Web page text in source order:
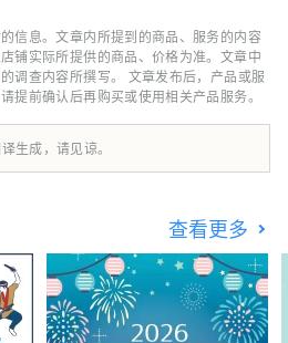
市，也被称为“百万石加贺藩”。
1546年由一向宗信徒建造的金泽
代，在大小枝氏的统治下，工
传统文化得到了发展。 金泽雷
旨在传达金泽独特的魅力， 它的
化传承和城市发展的枢纽。 金
体验充满加贺百万石藩邸辉煌的美
主题
店， 整个建筑中弥漫着爵士乐的
种该国独有的音乐文化。 它在紧
信息。文章内所提到的商品、服务的内容
铺实际所提供的商品、价格为准。文章中
调查内容所撰写。 文章发布后，产品或服
提前确认后再购买或使用相关产品服务。
生成，请见谅。
查看更多